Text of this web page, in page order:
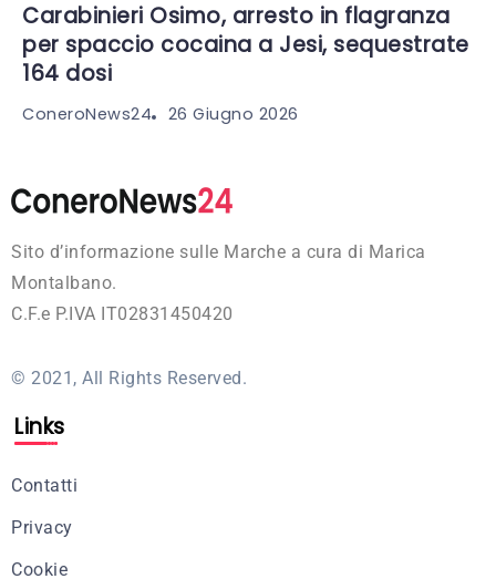
Carabinieri Osimo, arresto in flagranza
per spaccio cocaina a Jesi, sequestrate
164 dosi
ConeroNews24 26 Giugno 2026
Sito d’informazione sulle Marche a cura di Marica
Montalbano.
C.F.e P.IVA IT02831450420
© 2021, All Rights Reserved.
Links
Contatti
Privacy
Cookie